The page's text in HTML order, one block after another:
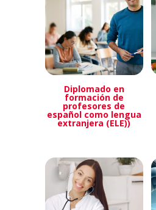
Diplomado en
formación de
profesores de
español como lengua
extranjera (ELE))